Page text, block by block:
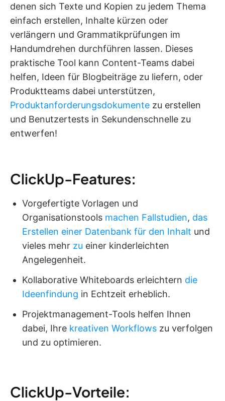
denen sich Texte und Kopien zu jedem Thema
einfach erstellen, Inhalte kürzen oder
verlängern und Grammatikprüfungen im
Handumdrehen durchführen lassen. Dieses
praktische Tool kann Content-Teams dabei
helfen, Ideen für Blogbeiträge zu liefern, oder
Produktteams dabei unterstützen,
Produktanforderungsdokumente zu erstellen
und Benutzertests in Sekundenschnelle zu
entwerfen!
ClickUp-Features:
Vorgefertigte Vorlagen und
Organisationstools machen Fallstudien, das
Erstellen einer Datenbank für den Inhalt und
vieles mehr zu einer kinderleichten
Angelegenheit.
Kollaborative Whiteboards erleichtern die
Ideenfindung in Echtzeit erheblich.
Projektmanagement-Tools helfen Ihnen
dabei, Ihre kreativen Workflows zu verfolgen
und zu optimieren.
ClickUp-Vorteile: